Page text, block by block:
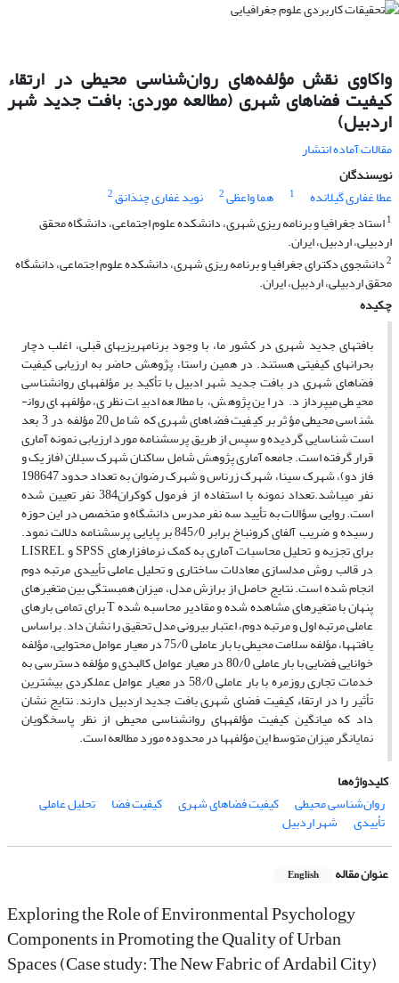
واکاوی نقش مؤلفه‌های روان‌شناسی محیطی در ارتقاء
کیفیت فضاهای شهری (مطالعه موردی: بافت جدید شهر
اردبیل)
مقالات آماده انتشار
نویسندگان
عطا غفاری گیلانده
1 هما واعظی2 نوید غفاری چنذانق2
1استاد جغرافیا و برنامه ریزی شهری، دانشکده علوم اجتماعی، دانشگاه محقق
اردبیلی، اردبیل، ایران.
2دانشجوی دکترای جغرافیا و برنامه ریزی شهری، دانشکده علوم اجتماعی، دانشگاه
محقق اردبیلی، اردبیل، ایران.
چکیده
بافت­های جدید شهری در کشور ما، با وجود برنامه­ریزی­های قبلی، اغلب دچار
بحران­های کیفیتی هستند. در همین راستا، پژوهش حاضر به ارزیابی کیفیت
فضاهای شهری در بافت جدید شهر ادبیل با تأکید بر مؤلفه­های روان­شناسی
محیطی می­پردازد. در این پژوهش، با مطالعه ادبیات نظری، مؤلفه­های روان­
شناسی محیطی مؤثر بر کیفیت فضاهای شهری که شامل 20 مؤلفه در 3 بعد
است شناسایی گردیده و سپس از طریق پرسشنامه مورد ارزیابی نمونه آماری
قرار گرفته است. جامعه آماری پژوهش شامل ساکنان شهرک سبلان (فاز یک و
فاز دو)، شهرک سینا، شهرک زرناس و شهرک رضوان به تعداد حدود 198647
نفر می­باشد.تعداد نمونه با استفاده از فرمول کوکران384 نفر تعیین شده
است. روایی سؤالات به تأیید سه نفر مدرس دانشگاه و متخصص در این حوزه
رسیده و ضریب آلفای کرونباخ برابر 845/0 بر پایایی پرسشنامه دلالت نمود.
برای تجزیه و تحلیل محاسبات آماری به کمک نرم­افزارهایSPSSوLISREL
در قالب روش مدلسازی معادلات ساختاری و تحلیل عاملی تأییدی مرتبه دوم
انجام شده است. نتایج حاصل از برازش مدل، میزان همبستگی بین متغیرهای
پنهان با متغیرهای مشاهده شده و مقادیر محاسبه شدهTبرای تمامی بارهای
عاملی مرتبه اول و مرتبه دوم، اعتبار بیرونی مدل تحقیق را نشان داد. براساس
یافته­ها، مؤلفه سلامت محیطی با بار عاملی 75/0 در معیار عوامل محتوایی، مؤلفه
خوانایی فضایی با بار عاملی 80/0 در معیار عوامل کالبدی و مؤلفه دسترسی به
خدمات تجاری روزمره با بار عاملی 58/0 در معیار عوامل عملکردی بیشترین
تأثیر را در ارتقاء کیفیت فضای شهری بافت جدید اردبیل دارند. نتایج نشان
داد که میانگین کیفیت مؤلفه­های روان­شناسی محیطی از نظر پاسخگویان
نمایانگر میزان متوسط این مؤلفه­ها در محدوده مورد مطالعه است.
کلیدواژه‌ها
روان‌شناسی محیطی
کیفیت فضاهای شهری کیفیت فضا تحلیل عاملی
تأییدی شهر اردبیل
عنوان مقاله English
Exploring the Role of Environmental Psychology
Components in Promoting the Quality of Urban
Spaces (Case study: The New Fabric of Ardabil City)